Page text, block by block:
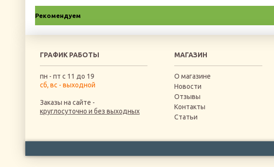
Рекомендуем
ГРАФИК РАБОТЫ
пн - пт с 11 до 19
сб, вс - выходной
Заказы на сайте -
круглосуточно и без выходных
МАГАЗИН
О магазине
Новости
Отзывы
Контакты
Статьи